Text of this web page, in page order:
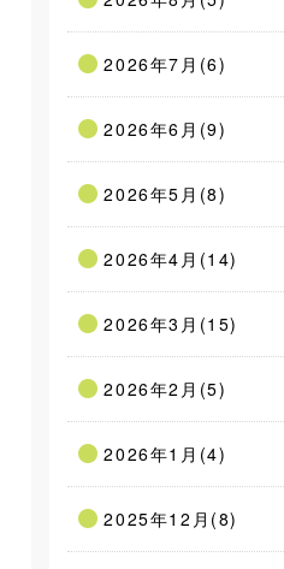
2026年7月(6)
2026年6月(9)
2026年5月(8)
2026年4月(14)
2026年3月(15)
2026年2月(5)
2026年1月(4)
2025年12月(8)